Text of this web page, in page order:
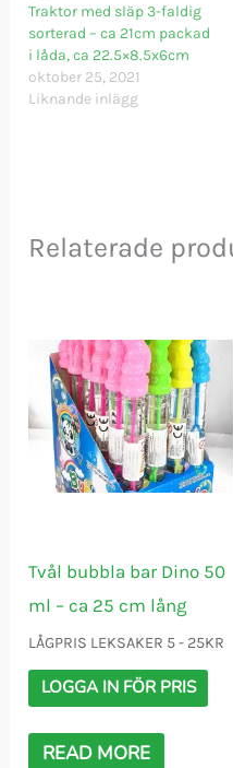
Traktor med släp 3-faldig
sorterad – ca 21cm packad
i låda, ca 22.5×8.5x6cm
oktober 25, 2021
Liknande inlägg
Relaterade
Tvål bubbla bar Dino 50
ml – ca 25 cm lång
LÅGPRIS LEKSAKER 5 - 25KR
LOGGA IN FÖR PRIS
READ MORE